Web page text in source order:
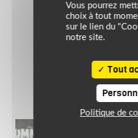
Vous pourrez
choix à tout
sur le lien du
notre site.
Tout
Politique de